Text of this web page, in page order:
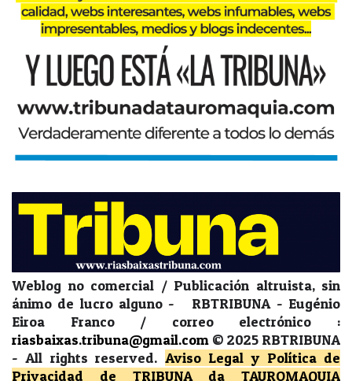
Weblog no comercial / Publicación altruista, sin
ánimo de lucro alguno - RBTRIBUNA - Eugénio
Eiroa Franco / correo electrónico :
riasbaixas.tribuna@gmail.com © 2025 RBTRIBUNA
-All rights reserved. Aviso Legal y Política de
Privacidad
de TRIBUNA da TAUROMAQUIA